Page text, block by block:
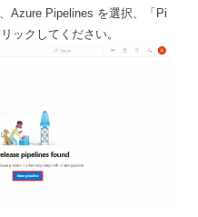
Azure Pipelines を選択、「Pi
ックしてください。